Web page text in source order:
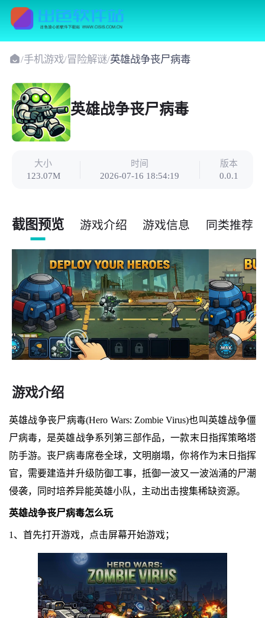
/手机游戏/冒险解谜/英雄战争丧尸病毒
英雄战争丧尸病毒
大小
123.07M
时间
2026-07-16 18:54:19
版本
0.0.1
截图预览 游戏介绍 游戏信息 同类推荐
游戏介绍
英雄战争丧尸病毒(Hero Wars: Zombie Virus)也叫英雄战争僵
尸病毒，是英雄战争系列第三部作品，一款末日指挥策略塔
防手游。丧尸病毒席卷全球，文明崩塌，你将作为末日指挥
官，需要建造并升级防御工事，抵御一波又一波汹涌的尸潮
侵袭，同时培养异能英雄小队，主动出击搜集稀缺资源。
英雄战争丧尸病毒怎么玩
1、首先打开游戏，点击屏幕开始游戏；